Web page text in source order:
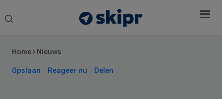
Search
Home › Nieuws
Opslaan Reageer nu Delen
Sidebar